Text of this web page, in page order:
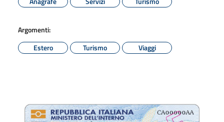
Argomenti:
Estero
Turismo Viaggi